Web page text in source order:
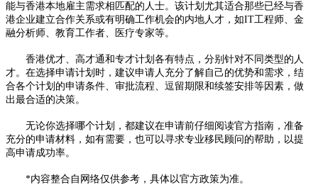
能与香港本地雇主需求相匹配的人士。该计划尤其适合那些已经与香
港企业建立合作关系或有明确工作机会的内地人才，如IT工程师、金
融分析师、教育工作者、医疗专家等。​
香港优才、高才通和专才计划各有特点，分别针对不同类型的人
才。在选择申请计划时，建议申请人充分了解自己的优势和需求，结
合各个计划的申请条件、审批流程、逗留期限和续签安排等因素，做
出最合适的决策。​
无论你选择哪个计划，都建议在申请前仔细阅读官方指南，准备
充分的申请材料，如有需要，也可以寻求专业移民顾问的帮助，以提
高申请成功率。
​*内容整合自网络仅供参考，具体以官方政策为准。